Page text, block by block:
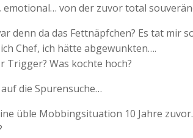
von der zuvor total
denn da das Fettnäpfchen? Es tat mir
Chef, ich hätte abgewunkten….
Trigger? Was kochte hoch?
die Spurensuche…
üble Mobbingsituation 10 Jahre zuvor.